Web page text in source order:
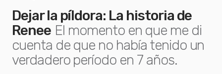
Dejar la píldora: La historia de
Renee El momento en que me di
cuenta de que no había tenido un
verdadero período en 7 años.